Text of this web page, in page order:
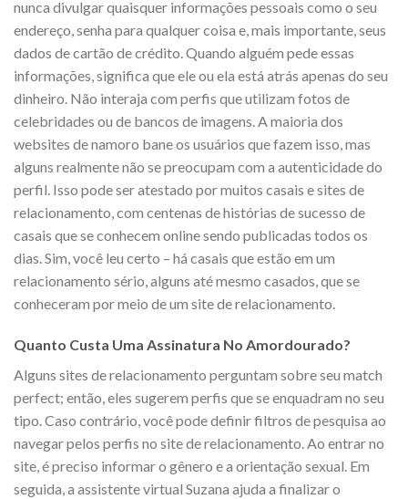
nunca divulgar quaisquer informações pessoais como o seu
endereço, senha para qualquer coisa e, mais importante, seus
dados de cartão de crédito. Quando alguém pede essas
informações, significa que ele ou ela está atrás apenas do seu
dinheiro. Não interaja com perfis que utilizam fotos de
celebridades ou de bancos de imagens. A maioria dos
websites de namoro bane os usuários que fazem isso, mas
alguns realmente não se preocupam com a autenticidade do
perfil. Isso pode ser atestado por muitos casais e sites de
relacionamento, com centenas de histórias de sucesso de
casais que se conhecem online sendo publicadas todos os
dias. Sim, você leu certo – há casais que estão em um
relacionamento sério, alguns até mesmo casados, que se
conheceram por meio de um site de relacionamento.
Quanto Custa Uma Assinatura No Amordourado?
Alguns sites de relacionamento perguntam sobre seu match
perfect; então, eles sugerem perfis que se enquadram no seu
tipo. Caso contrário, você pode definir filtros de pesquisa ao
navegar pelos perfis no site de relacionamento. Ao entrar no
site, é preciso informar o gênero e a orientação sexual. Em
seguida, a assistente virtual Suzana ajuda a finalizar o